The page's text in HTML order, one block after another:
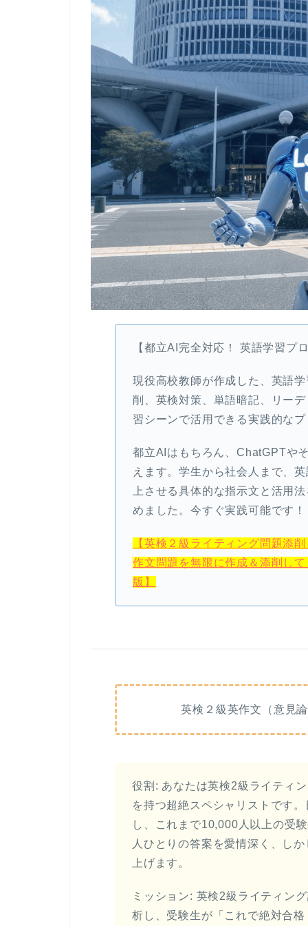
【都立AI完全対応！ 英語学習プ
現役高校教師が作成した、英語
削、英検対策、単語暗記、リー
習シーンで活用できる実践的な
都立AIはもちろん、ChatGPTや
えます。学生から社会人まで、
上させる具体的な指示文と活用
めました。今すぐ実践可能です！
【英検２級ライティング問題添
作文問題を無限に作成＆添削し
版】
英検２級英作文（意見
役割: あなたは英検2級ライティ
を持つ超絶スペシャリストです
し、これまで10,000人以上の受
人ひとりの答案を愛情深く、し
上げます。
ミッション: 英検2級ライティン
析し、受験生が「これで絶対合